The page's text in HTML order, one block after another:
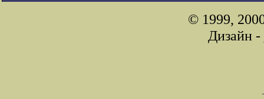
© 1999,
Дизайн -